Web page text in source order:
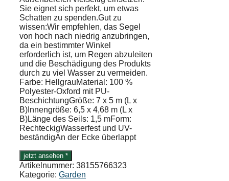
Sie eignet sich perfekt, um etwas
Schatten zu spenden.Gut zu
wissen:Wir empfehlen, das Segel
von hoch nach niedrig anzubringen,
da ein bestimmter Winkel
erforderlich ist, um Regen abzuleiten
und die Beschädigung des Produkts
durch zu viel Wasser zu vermeiden.
Farbe: HellgrauMaterial: 100 %
Polyester-Oxford mit PU-
BeschichtungGröße: 7 x 5 m (L x
B)Innengröße: 6,5 x 4,68 m (L x
B)Länge des Seils: 1,5 mForm:
RechteckigWasserfest und UV-
beständigAn der Ecke überlappt
jetzt ansehen *
Artikelnummer: 38155766323
Kategorie: Garden